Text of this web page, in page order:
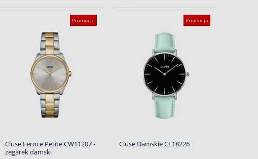
Promocja
Cluse Feroce Petite CW11207 -
zegarek damski
Promocja
Cluse Damskie CL18226